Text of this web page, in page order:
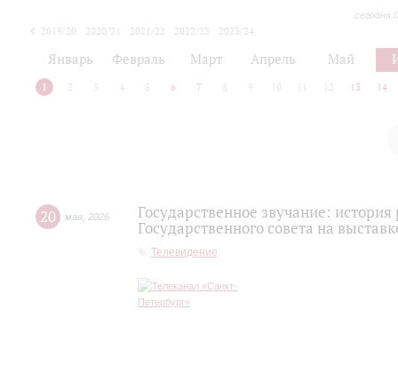
сегодня
2019/20 2020/21 2021/22 2022/23
2023/24
Январь Февраль Март Апрель Май
1 2 3 4 5 6 7 8 9 10 12 13 14
20 мая 2026
Государственное звучание:
Государственного совета на
Телевидение